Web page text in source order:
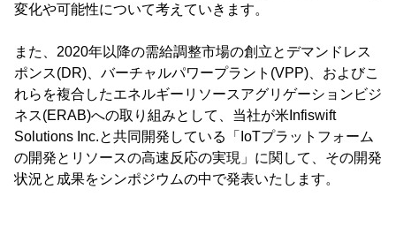
変化や可能性について考えていきます。
また、2020年以降の需給調整市場の創立とデマンドレス
ポンス(DR)、バーチャルパワープラント(VPP)、およびこ
れらを複合したエネルギーリソースアグリゲーションビジ
ネス(ERAB)への取り組みとして、当社が米Infiswift
Solutions Inc.と共同開発している「IoTプラットフォーム
の開発とリソースの高速反応の実現」に関して、その開発
状況と成果をシンポジウムの中で発表いたします。